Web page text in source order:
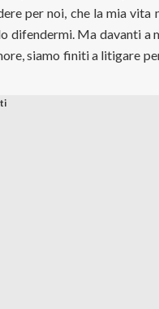
per noi, che la mia vita
difendermi. Ma davanti a
siamo finiti a litigare